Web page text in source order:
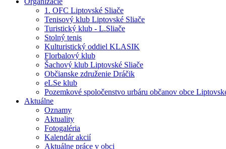
1. OFC Liptovské Sliače
Tenisový klub Liptovské Sliače
Turistický klub - L.Sliače
Stolný tenis
Kulturistický oddiel KLASIK
Florbalový klub
Šachový klub Liptovské Sliače
Občianske združenie Dráčik
eLSe klub
Pozemkové spoločenstvo urbáru občanov obce
Aktuálne
Oznamy
Aktuality
Fotogaléria
Kalendár akcií
Aktuálne práce v obci